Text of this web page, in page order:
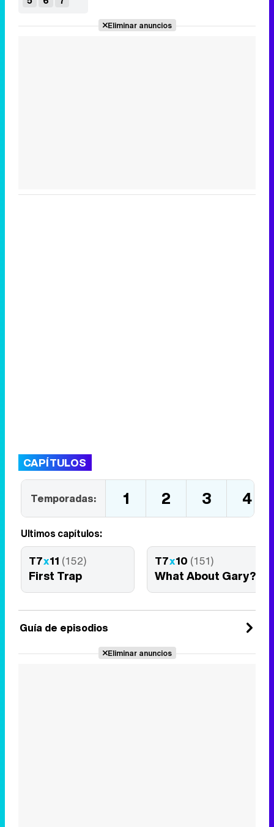
Eliminar anuncios
CAPÍTULOS
Temporadas: 1 2 3 4
Últimos capítulos:
T7x11 (152)
First Trap
T7x10 (151)
What About Gary?
Guía de episodios
Eliminar anuncios